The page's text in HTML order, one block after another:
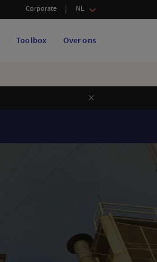
Corporate NL
Toolbox Over ons
Sluiten